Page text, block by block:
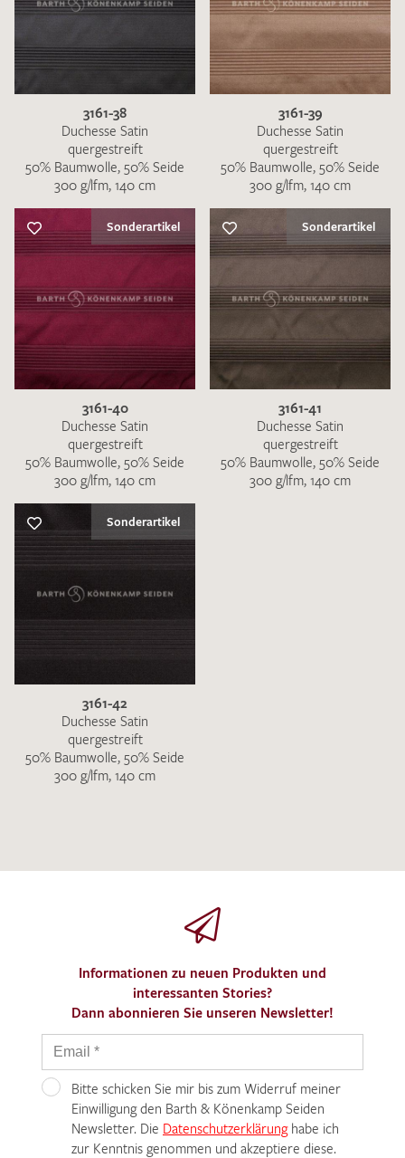
3161-38
Duchesse Satin
quergestreift
50% Baumwolle, 50% Seide
300 g/lfm, 140 cm
3161-39
Duchesse Satin
quergestreift
50% Baumwolle, 50% Seide
300 g/lfm, 140 cm
Sonderartikel
3161-40
Duchesse Satin
quergestreift
50% Baumwolle, 50% Seide
300 g/lfm, 140 cm
Sonderartikel
3161-41
Duchesse Satin
quergestreift
50% Baumwolle, 50% Seide
300 g/lfm, 140 cm
Sonderartikel
3161-42
Duchesse Satin
quergestreift
50% Baumwolle, 50% Seide
300 g/lfm, 140 cm
Informationen zu neuen Produkten und
interessanten Stories?
Dann abonnieren Sie unseren Newsletter!
Bitte schicken Sie mir bis zum Widerruf meiner
Einwilligung den Barth & Könenkamp Seiden
Newsletter. Die Datenschutzerklärunghabe ich
zur Kenntnis genommen und akzeptiere diese.